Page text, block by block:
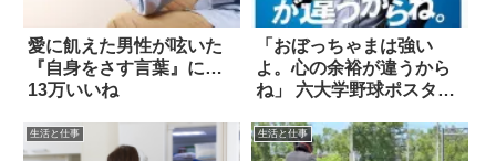
愛に飢えた男性が呟いた
『自身をさす言葉』に…
13万いいね
「おぼっちゃまは強い
よ。心の余裕が違うから
ね」 六大学野球ポスター
生活と仕事 生活と仕事